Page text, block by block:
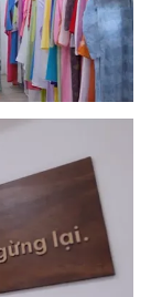
có sự chấp
hành lại